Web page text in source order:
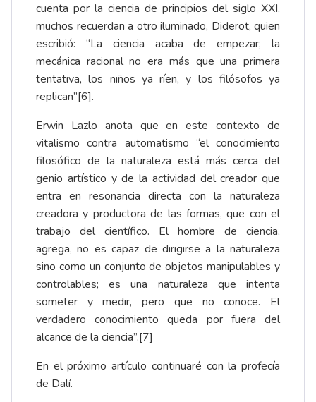
cuenta por la ciencia de principios del siglo XXI,
muchos recuerdan a otro iluminado, Diderot, quien
escribió: “La ciencia acaba de empezar; la
mecánica racional no era más que una primera
tentativa, los niños ya ríen, y los filósofos ya
replican”[6].
Erwin Lazlo anota que en este contexto de
vitalismo contra automatismo “el conocimiento
filosófico de la naturaleza está más cerca del
genio artístico y de la actividad del creador que
entra en resonancia directa con la naturaleza
creadora y productora de las formas, que con el
trabajo del científico. El hombre de ciencia,
agrega, no es capaz de dirigirse a la naturaleza
sino como un conjunto de objetos manipulables y
controlables; es una naturaleza que intenta
someter y medir, pero que no conoce. El
verdadero conocimiento queda por fuera del
alcance de la ciencia”.[7]
En el próximo artículo continuaré con la profecía
de Dalí.